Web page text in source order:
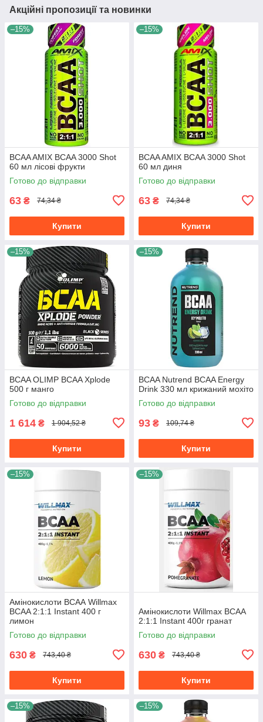
Акційні пропозиції та новинки
–15%
BCAA AMIX BCAA 3000 Shot
60 мл лісові фрукти
Готово до відправки
63 ₴ 74,34 ₴
Купити
–15%
BCAA AMIX BCAA 3000 Shot
60 мл диня
Готово до відправки
63 ₴ 74,34 ₴
Купити
–15%
BCAA OLIMP BCAA Xplode
500 г манго
Готово до відправки
1 614 ₴ 1 904,52 ₴
Купити
–15%
BCAA Nutrend BCAA Energy
Drink 330 мл крижаний мохіто
Готово до відправки
93 ₴ 109,74 ₴
Купити
–15%
Амінокислоти ВСАА Willmax
BCAA 2:1:1 Instant 400 г
лимон
Готово до відправки
630 ₴ 743,40 ₴
Купити
–15%
Амінокислоти Willmax BCAA
2:1:1 Instant 400г гранат
Готово до відправки
630 ₴ 743,40 ₴
Купити
–15% –15%